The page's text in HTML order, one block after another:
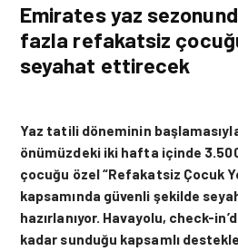
Emirates yaz
fazla refakatsiz
seyahat ettirecek
Yaz tatili döneminin
önümüzdeki iki hafta içinde
çocuğu özel “Refakatsiz Çocuk
kapsamında güvenli şekilde
hazırlanıyor. Havayolu, check-
kadar sunduğu kapsamlı